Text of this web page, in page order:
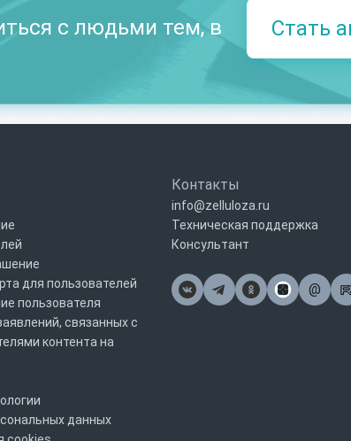
с людьми тем, в
Стать
для пользователей
пользователя
связанных с
контента на
данных
Контакты
info@zelluloza.ru
Техническая поддержка
Консультант
@